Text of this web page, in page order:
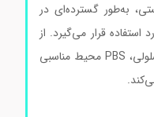
به‌طور گسترده‌ای در
قرار می‌گیرد. از
آزمایش‌های ایمونولوژیکی تا کشت سلولی، PBS محیط مناسبی